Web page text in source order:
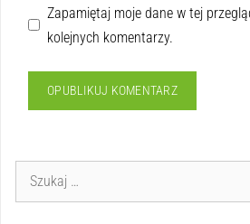
Zapamiętaj moje dane w tej
kolejnych komentarzy.